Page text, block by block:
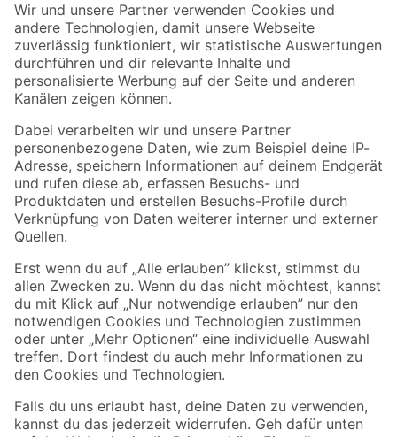
Der toom Newsletter: Keine Angebote und Aktionen mehr verpassen!
Zur Newsletter Anmeldung
Folge uns
Zahlungsarten Versandarten
Sicher einkaufen
Jetzt die toom-App herunterladen
Alle Preisangaben in EUR inkl. gesetzl. MwSt.. Die dargestellten Angebote sind unter